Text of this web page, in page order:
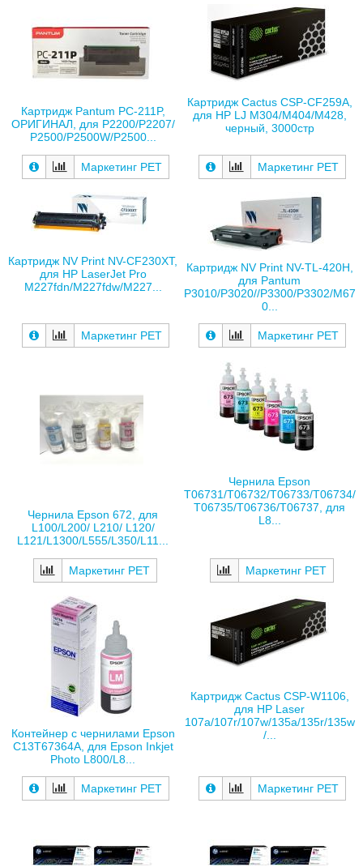
Картридж Pantum PC-211P,
ОРИГИНАЛ, для P2200/P2207/
P2500/P2500W/P2500...
Маркетинг РЕТ
Картридж Cactus CSP-CF259A,
для HP LJ M304/M404/M428,
черный, 3000стр
Маркетинг РЕТ
Картридж NV Print NV-CF230XT,
для HP LaserJet Pro
M227fdn/M227fdw/M227...
Маркетинг РЕТ
Картридж NV Print NV-TL-420H,
для Pantum
P3010/P3020//P3300/P3302/M67
0...
Маркетинг РЕТ
Чернила Epson 672, для
L100/L200/ L210/ L120/
L121/L1300/L555/L350/L11...
Маркетинг РЕТ
Чернила Epson
T06731/T06732/T06733/T06734/
T06735/T06736/T06737, для
L8...
Маркетинг РЕТ
Контейнер с чернилами Epson
C13T67364A, для Epson Inkjet
Photo L800/L8...
Маркетинг РЕТ
Картридж Cactus CSP-W1106,
для HP Laser
107a/107r/107w/135a/135r/135w
/...
Маркетинг РЕТ